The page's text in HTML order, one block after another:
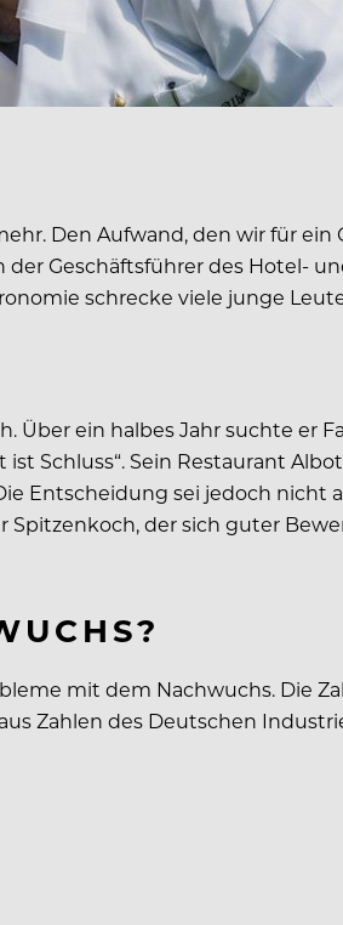
Den Aufwand, den wir für
Geschäftsführer des Hotel-
schrecke viele junge
Über ein halbes Jahr suchte er
Schluss“. Sein Restaurant
Entscheidung sei jedoch
Spitzenkoch, der sich guter
mit dem Nachwuchs. Die
Zahlen des Deutschen